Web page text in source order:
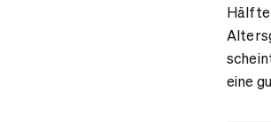
Hälfte
eine